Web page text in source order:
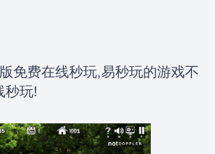
免费在线秒玩,易秒玩的游戏不
秒玩!